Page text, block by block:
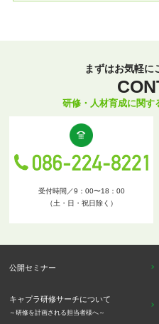
まずはお気軽に
研修・人材育成に関す
受付時間／9：00〜18：00
（土・日・祝日除く）
公開セミナー
キャプラ研修サーチについて
～研修を計画される担当者様へ～